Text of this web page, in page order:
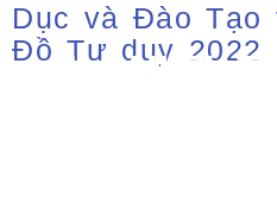
Dục và Đào
Đồ Tư duy 2022
5 PHÚT